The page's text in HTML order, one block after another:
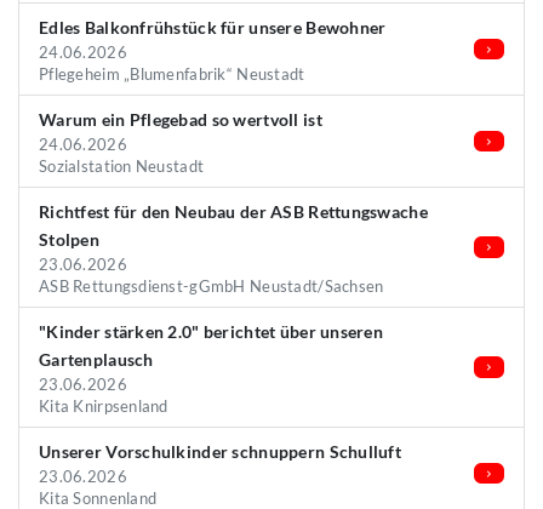
Edles Balkonfrühstück für unsere Bewohner
24.06.2026
Pflegeheim „Blumenfabrik“ Neustadt
Warum ein Pflegebad so wertvoll ist
24.06.2026
Sozialstation Neustadt
Richtfest für den Neubau der ASB Rettungswache
Stolpen
23.06.2026
ASB Rettungsdienst-gGmbH Neustadt/Sachsen
"Kinder stärken 2.0" berichtet über unseren
Gartenplausch
23.06.2026
Kita Knirpsenland
Unserer Vorschulkinder schnuppern Schulluft
23.06.2026
Kita Sonnenland